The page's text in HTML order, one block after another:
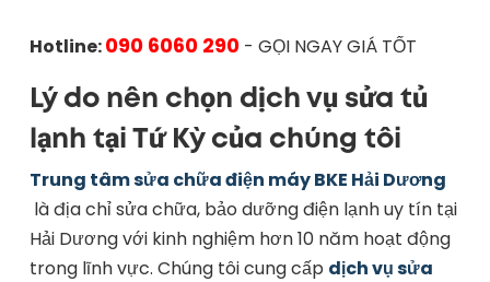
Hotline:090 6060 290 - GỌI NGAY GIÁ TỐT
Lý do nên chọn dịch vụ sửa tủ
lạnh tại Tứ Kỳ của chúng tôi
Trung tâm sửa chữa điện máy BKE Hải Dương
là địa chỉ sửa chữa, bảo dưỡng điện lạnh uy tín tại
Hải Dương với kinh nghiệm hơn 10 năm hoạt động
trong lĩnh vực. Chúng tôi cung cấp dịch vụ sửa